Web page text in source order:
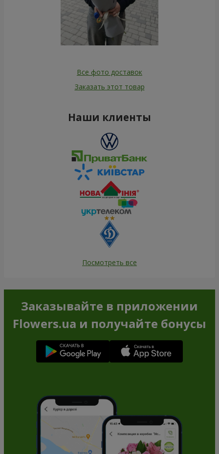
Все фото доставок
Заказать этот товар
Наши клиенты
Посмотреть все
Заказывайте в приложении
Flowers.ua и получайте бонусы